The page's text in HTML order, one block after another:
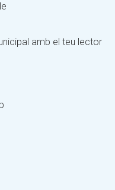
amb el teu lector